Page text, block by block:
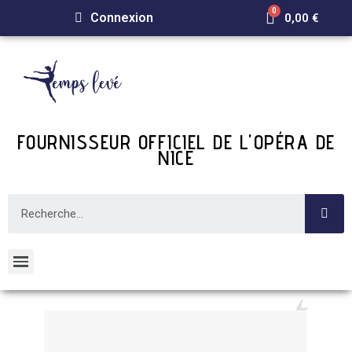
Connexion 0,00 €
FOURNISSEUR OFFICIEL DE L'OPÉRA DE
NICE